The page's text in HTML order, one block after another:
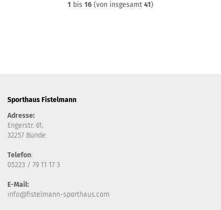
1 bis 16 (von insgesamt 41)
Sporthaus Fistelmann
Adresse:
Engerstr. 61,
32257 Bünde
Telefon:
05223 / 79 11 17 3
E-Mail:
info@fistelmann-sporthaus.com